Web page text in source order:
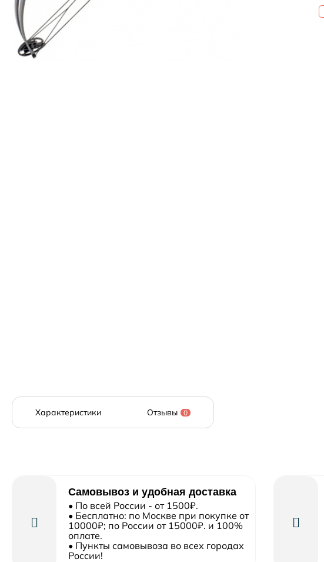
Характеристики Отзывы 0
Самовывоз и удобная доставка
• По всей России - от 1500₽.
• Бесплатно: по Москве при покупке от
10000₽; по России от 15000₽. и 100%
оплате.
• Пункты самовывоза во всех городах
России!